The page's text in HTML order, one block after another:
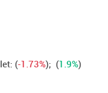
(-1.73%); (1.9%)